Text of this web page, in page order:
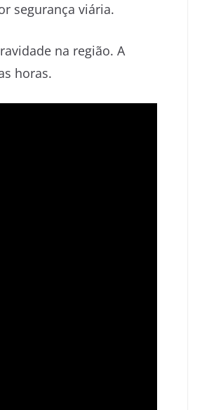
segurança viária.
na região. A
horas.